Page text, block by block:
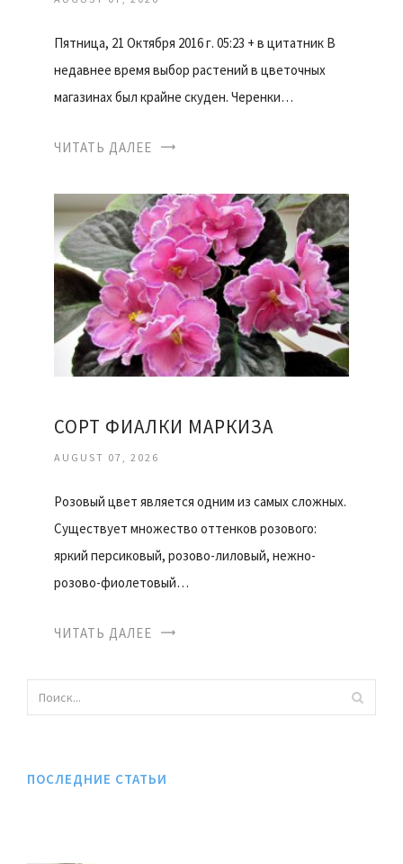
Пятница, 21 Октября 2016 г. 05:23 + в цитатник В
недавнее время выбор растений в цветочных
магазинах был крайне скуден. Черенки…
ЧИТАТЬ ДАЛЕЕ
СОРТ ФИАЛКИ МАРКИЗА
AUGUST 07, 2026
Розовый цвет является одним из самых сложных.
Существует множество оттенков розового:
яркий персиковый, розово-лиловый, нежно-
розово-фиолетовый…
ЧИТАТЬ ДАЛЕЕ
ПОСЛЕДНИЕ СТАТЬИ